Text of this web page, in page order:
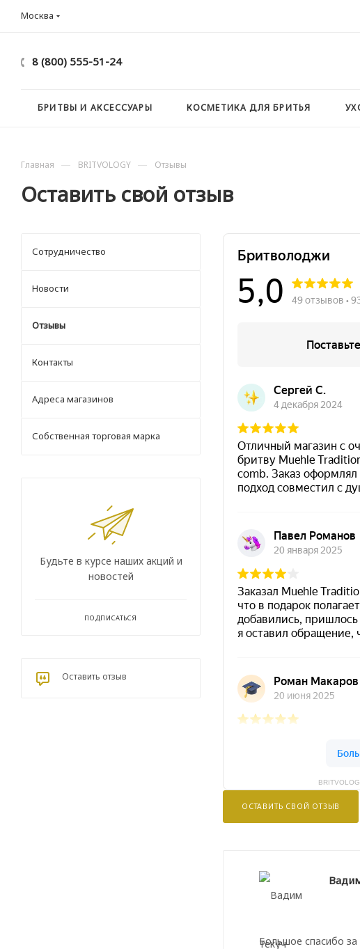
Москва
8 (800) 555-51-24
БРИТВЫ И АКСЕССУАРЫ КОСМЕТИКА ДЛЯ БРИТЬЯ
Главная — BRITVOLOGY — Отзывы
Оставить свой отзыв
ОСТАВИТЬ СВОЙ ОТЗЫВ
Большое спасибо
Сотрудничество
Новости
Отзывы
Контакты
Адреса магазинов
Собственная торговая марка
Будьте в курсе наших акций и
новостей
ПОДПИСАТЬСЯ
Оставить отзыв